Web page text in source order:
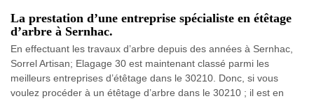
La prestation d’une entreprise spécialiste en étêtage
d’arbre à Sernhac.
En effectuant les travaux d’arbre depuis des années à Sernhac,
Sorrel Artisan; Elagage 30 est maintenant classé parmi les
meilleurs entreprises d’étêtage dans le 30210. Donc, si vous
voulez procéder à un étêtage d’arbre dans le 30210 ; il est en